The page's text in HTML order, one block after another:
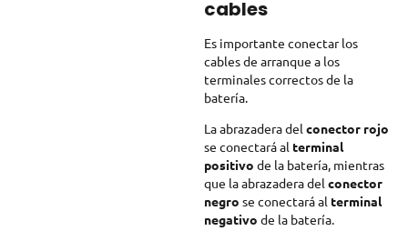
cables
Es importante conectar los
cables de arranque a los
terminales correctos de la
batería.
La abrazadera del conector rojo
se conectará al terminal
positivo de la batería, mientras
que la abrazadera del conector
negro se conectará al terminal
negativo de la batería.